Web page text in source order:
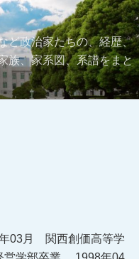
ど政治家たちの、経歴、
族、家系図、系譜をまと
月 関西創価高等学